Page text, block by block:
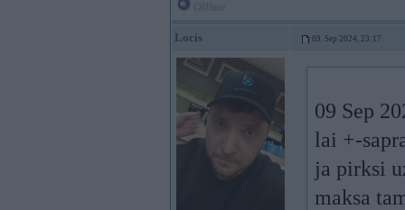
Locis 09. Sep 2024, 23:17
09 Sep
lai +-
ja pirksi
maksa